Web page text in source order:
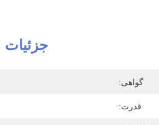
جزئیات
گواهی:
قدرت: